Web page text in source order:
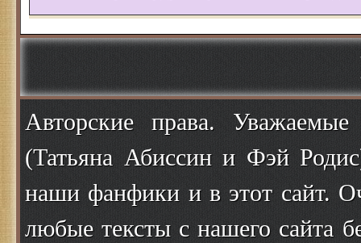
Авторские права.
(Татьяна Абиссин и Фэй
наши фанфики и в этот сайт.
любые тексты с нашего сайта